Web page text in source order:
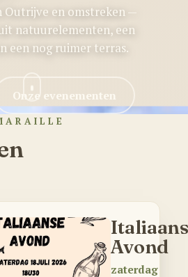
Outrijve en omstreken —
natuurelementen, een
een nog ruimer terras.
Onze evenementen
Avond
zaterdag